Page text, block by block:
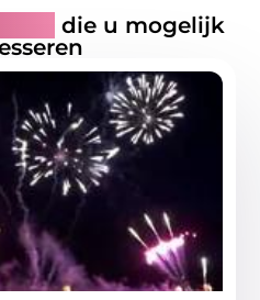
die u mogelijk